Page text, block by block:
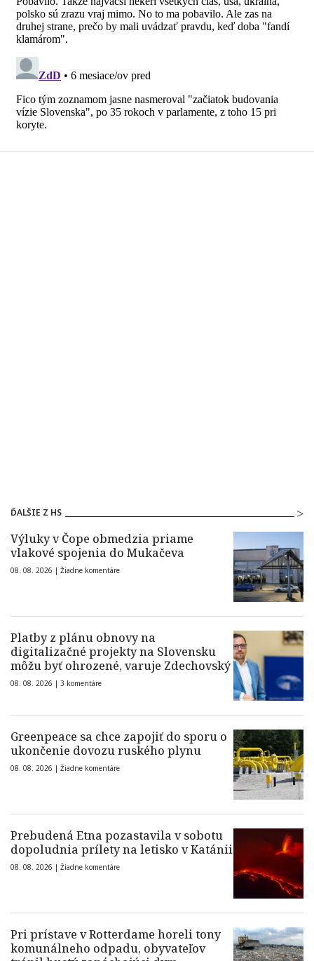
ĎALŠIE Z HS
Výluky v Čope obmedzia priame
vlakové spojenia do Mukačeva
08. 08. 2026 | Žiadne komentáre
Platby z plánu obnovy na
digitalizačné projekty na Slovensku
môžu byť ohrozené, varuje Zdechovský
08. 08. 2026 | 3 komentáre
Greenpeace sa chce zapojiť do sporu o
ukončenie dovozu ruského plynu
08. 08. 2026 | Žiadne komentáre
Prebudená Etna pozastavila v sobotu
dopoludnia prílety na letisko v Katánii
08. 08. 2026 | Žiadne komentáre
Pri prístave v Rotterdame horeli tony
komunálneho odpadu, obyvateľov